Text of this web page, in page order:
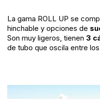
La gama ROLL UP se
hinchable y opciones de
Son muy ligeros, tienen 3
de tubo que oscila entre